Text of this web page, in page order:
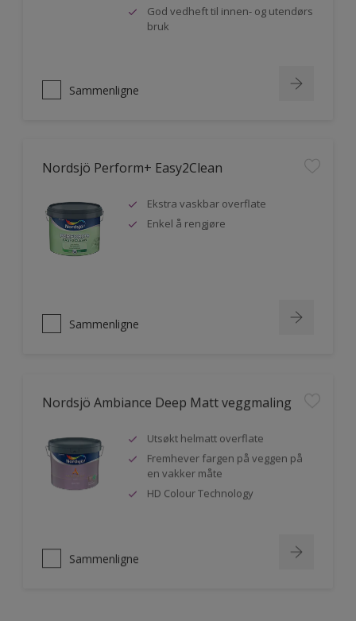
God vedheft til innen- og utendørs
bruk
Sammenligne
Nordsjö Perform+ Easy2Clean
Ekstra vaskbar overflate
Enkel å rengjøre
Sammenligne
Nordsjö Ambiance Deep Matt veggmaling
Utsøkt helmatt overflate
Fremhever fargen på veggen på
en vakker måte
HD Colour Technology
Sammenligne